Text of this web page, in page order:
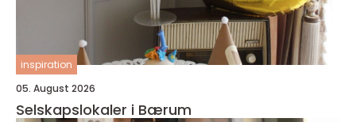
inspiration
05. August 2026
Selskapslokaler i Bærum